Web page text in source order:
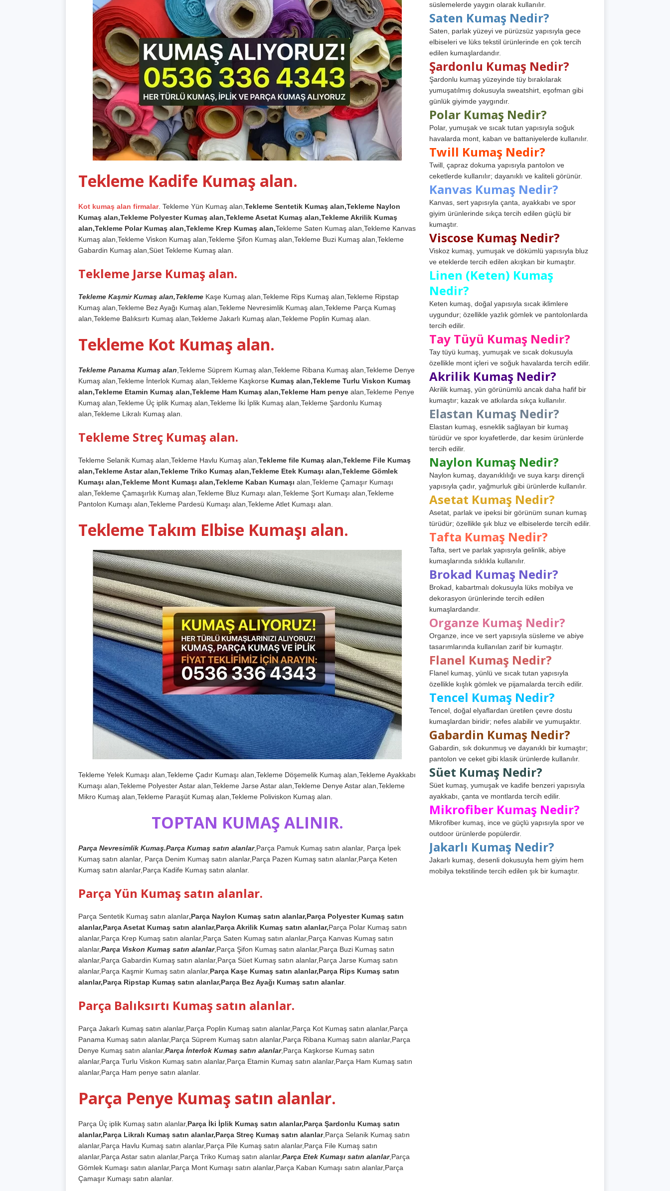
Tekleme Kadife Kumaş alan.
Kot kumaş alan firmalar. Tekleme Yün Kumaş alan,Tekleme Sentetik Kumaş alan,Tekleme Naylon
Kumaş alan,Tekleme Polyester Kumaş alan,Tekleme Asetat Kumaş alan,Tekleme Akrilik Kumaş
alan,Tekleme Polar Kumaş alan,Tekleme Krep Kumaş alan,Tekleme Saten Kumaş alan,Tekleme Kanvas
Kumaş alan,Tekleme Viskon Kumaş alan,Tekleme Şifon Kumaş alan,Tekleme Buzi Kumaş alan,Tekleme
Gabardin Kumaş alan,Süet Tekleme Kumaş alan.
Tekleme Jarse Kumaş alan.
Tekleme Kaşmir Kumaş alan,Tekleme Kaşe Kumaş alan,Tekleme Rips Kumaş alan,Tekleme Ripstap
Kumaş alan,Tekleme Bez Ayağı Kumaş alan,Tekleme Nevresimlik Kumaş alan,Tekleme Parça Kumaş
alan,Tekleme Balıksırtı Kumaş alan,Tekleme Jakarlı Kumaş alan,Tekleme Poplin Kumaş alan.
Tekleme Kot Kumaş alan.
Tekleme Panama Kumaş alan,Tekleme Süprem Kumaş alan,Tekleme Ribana Kumaş alan,Tekleme Denye
Kumaş alan,Tekleme İnterlok Kumaş alan,Tekleme Kaşkorse Kumaş alan,Tekleme Turlu Viskon Kumaş
alan,Tekleme Etamin Kumaş alan,Tekleme Ham Kumaş alan,Tekleme Ham penye alan,Tekleme Penye
Kumaş alan,Tekleme Üç iplik Kumaş alan,Tekleme İki İplik Kumaş alan,Tekleme Şardonlu Kumaş
alan,Tekleme Likralı Kumaş alan.
Tekleme Streç Kumaş alan.
Tekleme Selanik Kumaş alan,Tekleme Havlu Kumaş alan,Tekleme file Kumaş alan,Tekleme File Kumaş
alan,Tekleme Astar alan,Tekleme Triko Kumaş alan,Tekleme Etek Kumaşı alan,Tekleme Gömlek
Kumaşı alan,Tekleme Mont Kumaşı alan,Tekleme Kaban Kumaşı alan,Tekleme Çamaşır Kumaşı
alan,Tekleme Çamaşırlık Kumaş alan,Tekleme Bluz Kumaşı alan,Tekleme Şort Kumaşı alan,Tekleme
Pantolon Kumaşı alan,Tekleme Pardesü Kumaşı alan,Tekleme Atlet Kumaşı alan.
Tekleme Takım Elbise Kumaşı alan.
Tekleme Yelek Kumaşı alan,Tekleme Çadır Kumaşı alan,Tekleme Döşemelik Kumaş alan,Tekleme Ayakkabı
Kumaşı alan,Tekleme Polyester Astar alan,Tekleme Jarse Astar alan,Tekleme Denye Astar alan,Tekleme
Mikro Kumaş alan,Tekleme Paraşüt Kumaş alan,Tekleme Poliviskon Kumaş alan.
TOPTAN KUMAŞ ALINIR.
Parça Nevresimlik Kumaş.Parça Kumaş satın alanlar,Parça Pamuk Kumaş satın alanlar, Parça İpek
Kumaş satın alanlar, Parça Denim Kumaş satın alanlar,Parça Pazen Kumaş satın alanlar,Parça Keten
Kumaş satın alanlar,Parça Kadife Kumaş satın alanlar.
Parça Yün Kumaş satın alanlar.
Parça Sentetik Kumaş satın alanlar,Parça Naylon Kumaş satın alanlar,Parça Polyester Kumaş satın
alanlar,Parça Asetat Kumaş satın alanlar,Parça Akrilik Kumaş satın alanlar,Parça Polar Kumaş satın
alanlar,Parça Krep Kumaş satın alanlar,Parça Saten Kumaş satın alanlar,Parça Kanvas Kumaş satın
alanlar,Parça Viskon Kumaş satın alanlar,Parça Şifon Kumaş satın alanlar,Parça Buzi Kumaş satın
alanlar,Parça Gabardin Kumaş satın alanlar,Parça Süet Kumaş satın alanlar,Parça Jarse Kumaş satın
alanlar,Parça Kaşmir Kumaş satın alanlar,Parça Kaşe Kumaş satın alanlar,Parça Rips Kumaş satın
alanlar,Parça Ripstap Kumaş satın alanlar,Parça Bez Ayağı Kumaş satın alanlar.
Parça Balıksırtı Kumaş satın alanlar.
Parça Jakarlı Kumaş satın alanlar,Parça Poplin Kumaş satın alanlar,Parça Kot Kumaş satın alanlar,Parça
Panama Kumaş satın alanlar,Parça Süprem Kumaş satın alanlar,Parça Ribana Kumaş satın alanlar,Parça
Denye Kumaş satın alanlar,Parça İnterlok Kumaş satın alanlar,Parça Kaşkorse Kumaş satın
alanlar,Parça Turlu Viskon Kumaş satın alanlar,Parça Etamin Kumaş satın alanlar,Parça Ham Kumaş satın
alanlar,Parça Ham penye satın alanlar.
Parça Penye Kumaş satın alanlar.
Parça Üç iplik Kumaş satın alanlar,Parça İki İplik Kumaş satın alanlar,Parça Şardonlu Kumaş satın
alanlar,Parça Likralı Kumaş satın alanlar,Parça Streç Kumaş satın alanlar,Parça Selanik Kumaş satın
alanlar,Parça Havlu Kumaş satın alanlar,Parça Pile Kumaş satın alanlar,Parça File Kumaş satın
alanlar,Parça Astar satın alanlar,Parça Triko Kumaş satın alanlar,Parça Etek Kumaşı satın alanlar,Parça
Gömlek Kumaşı satın alanlar,Parça Mont Kumaşı satın alanlar,Parça Kaban Kumaşı satın alanlar,Parça
Çamaşır Kumaşı satın alanlar.
süslemelerde yaygın olarak kullanılır.
Saten Kumaş Nedir?
Saten, parlak yüzeyi ve pürüzsüz yapısıyla gece
elbiseleri ve lüks tekstil ürünlerinde en çok tercih
edilen kumaşlardandır.
Şardonlu Kumaş Nedir?
Şardonlu kumaş yüzeyinde tüy bırakılarak
yumuşatılmış dokusuyla sweatshirt, eşofman gibi
günlük giyimde yaygındır.
Polar Kumaş Nedir?
Polar, yumuşak ve sıcak tutan yapısıyla soğuk
havalarda mont, kaban ve battaniyelerde kullanılır.
Twill Kumaş Nedir?
Twill, çapraz dokuma yapısıyla pantolon ve
ceketlerde kullanılır; dayanıklı ve kaliteli görünür.
Kanvas Kumaş Nedir?
Kanvas, sert yapısıyla çanta, ayakkabı ve spor
giyim ürünlerinde sıkça tercih edilen güçlü bir
kumaştır.
Viscose Kumaş Nedir?
Viskoz kumaş, yumuşak ve dökümlü yapısıyla bluz
ve eteklerde tercih edilen akışkan bir kumaştır.
Linen (Keten) Kumaş
Nedir?
Keten kumaş, doğal yapısıyla sıcak iklimlere
uygundur; özellikle yazlık gömlek ve pantolonlarda
tercih edilir.
Tay Tüyü Kumaş Nedir?
Tay tüyü kumaş, yumuşak ve sıcak dokusuyla
özellikle mont içleri ve soğuk havalarda tercih edilir.
Akrilik Kumaş Nedir?
Akrilik kumaş, yün görünümlü ancak daha hafif bir
kumaştır; kazak ve atkılarda sıkça kullanılır.
Elastan Kumaş Nedir?
Elastan kumaş, esneklik sağlayan bir kumaş
türüdür ve spor kıyafetlerde, dar kesim ürünlerde
tercih edilir.
Naylon Kumaş Nedir?
Naylon kumaş, dayanıklılığı ve suya karşı dirençli
yapısıyla çadır, yağmurluk gibi ürünlerde kullanılır.
Asetat Kumaş Nedir?
Asetat, parlak ve ipeksi bir görünüm sunan kumaş
türüdür; özellikle şık bluz ve elbiselerde tercih edilir.
Tafta Kumaş Nedir?
Tafta, sert ve parlak yapısıyla gelinlik, abiye
kumaşlarında sıklıkla kullanılır.
Brokad Kumaş Nedir?
Brokad, kabartmalı dokusuyla lüks mobilya ve
dekorasyon ürünlerinde tercih edilen
kumaşlardandır.
Organze Kumaş Nedir?
Organze, ince ve sert yapısıyla süsleme ve abiye
tasarımlarında kullanılan zarif bir kumaştır.
Flanel Kumaş Nedir?
Flanel kumaş, yünlü ve sıcak tutan yapısıyla
özellikle kışlık gömlek ve pijamalarda tercih edilir.
Tencel Kumaş Nedir?
Tencel, doğal elyaflardan üretilen çevre dostu
kumaşlardan biridir; nefes alabilir ve yumuşaktır.
Gabardin Kumaş Nedir?
Gabardin, sık dokunmuş ve dayanıklı bir kumaştır;
pantolon ve ceket gibi klasik ürünlerde kullanılır.
Süet Kumaş Nedir?
Süet kumaş, yumuşak ve kadife benzeri yapısıyla
ayakkabı, çanta ve montlarda tercih edilir.
Mikrofiber Kumaş Nedir?
Mikrofiber kumaş, ince ve güçlü yapısıyla spor ve
outdoor ürünlerde popülerdir.
Jakarlı Kumaş Nedir?
Jakarlı kumaş, desenli dokusuyla hem giyim hem
mobilya tekstilinde tercih edilen şık bir kumaştır.